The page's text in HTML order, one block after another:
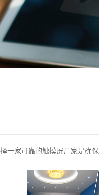
一家可靠的触摸屏厂家是确